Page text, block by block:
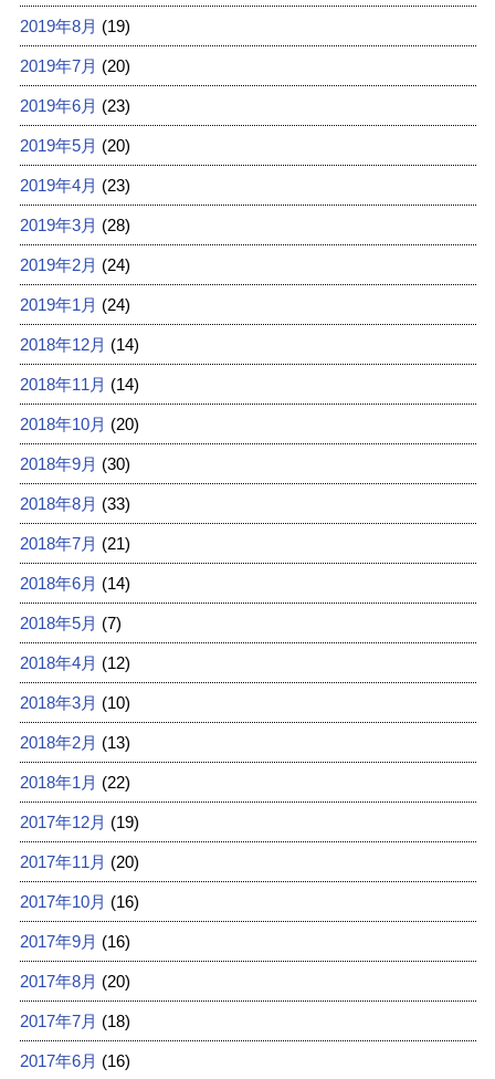
2019年8月 (19)
2019年7月 (20)
2019年6月 (23)
2019年5月 (20)
2019年4月 (23)
2019年3月 (28)
2019年2月 (24)
2019年1月 (24)
2018年12月 (14)
2018年11月 (14)
2018年10月 (20)
2018年9月 (30)
2018年8月 (33)
2018年7月 (21)
2018年6月 (14)
2018年5月 (7)
2018年4月 (12)
2018年3月 (10)
2018年2月 (13)
2018年1月 (22)
2017年12月 (19)
2017年11月 (20)
2017年10月 (16)
2017年9月 (16)
2017年8月 (20)
2017年7月 (18)
2017年6月 (16)